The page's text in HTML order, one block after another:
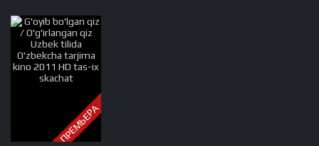
ПРЕМЬЕРА